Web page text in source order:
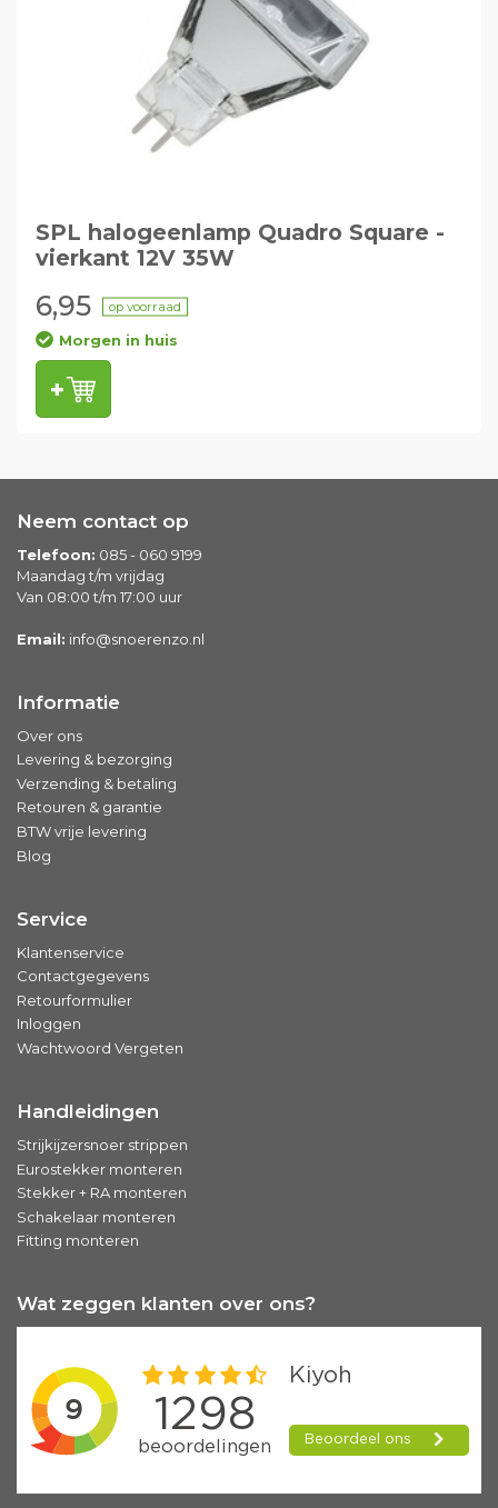
SPL halogeenlamp Quadro Square -
vierkant 12V 35W
6,95 op voorraad
Morgen in huis
Neem contact op
Telefoon: 085 - 060 9199
Maandag t/m vrijdag
Van 08:00 t/m 17:00 uur
Email: info@snoerenzo.nl
Informatie
Over ons
Levering & bezorging
Verzending & betaling
Retouren & garantie
BTW vrije levering
Blog
Service
Klantenservice
Contactgegevens
Retourformulier
Inloggen
Wachtwoord Vergeten
Handleidingen
Strijkijzersnoer strippen
Eurostekker monteren
Stekker + RA monteren
Schakelaar monteren
Fitting monteren
Wat zeggen klanten over ons?